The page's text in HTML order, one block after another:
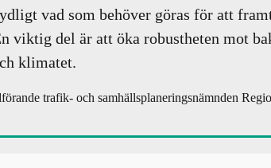
vad som behöver göras för att
viktig del är att öka robustheten mot
klimatet.
trafik- och samhällsplaneringsnämnden